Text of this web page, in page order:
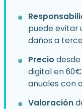
puede evitar
daños a
Precio
digital en
anuales con
Valoración